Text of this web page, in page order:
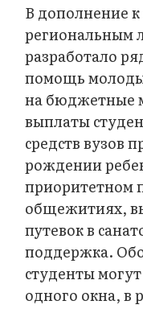
В дополнение
региональным
разработало
помощь
на бюджетные
выплаты
средств вузов
рождении
приоритетном
общежитиях,
путевок в
поддержка.
студенты
одного окна, в